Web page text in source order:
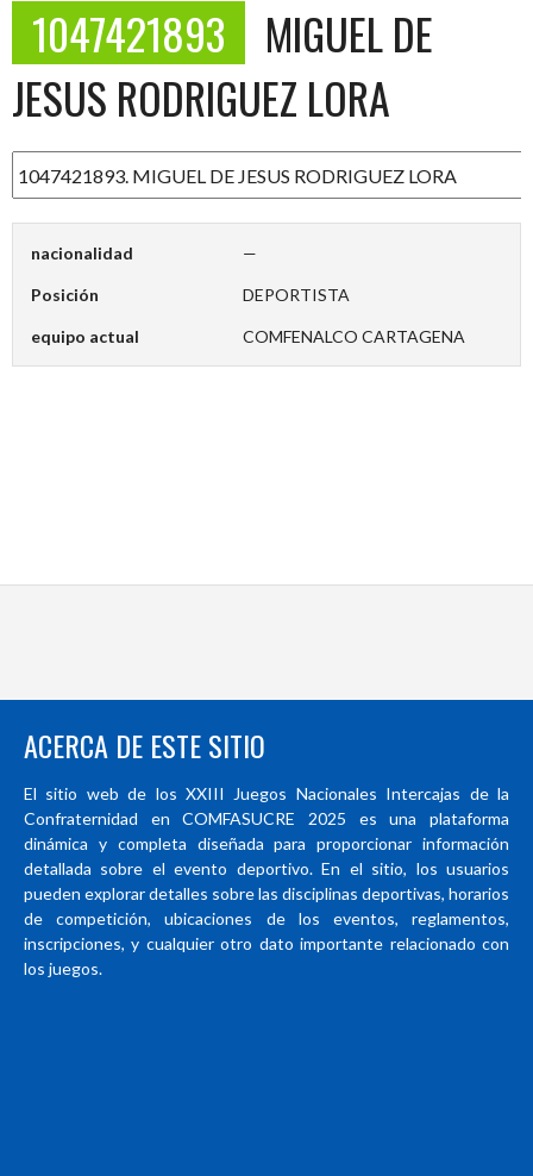
1047421893
MIGUEL DE
JESUS RODRIGUEZ LORA
nacionalidad —
Posición DEPORTISTA
equipo actual COMFENALCO CARTAGENA
ACERCA DE ESTE SITIO
El sitio web de los XXIII Juegos Nacionales Intercajas de la
Confraternidad en COMFASUCRE 2025 es una plataforma
dinámica y completa diseñada para proporcionar información
detallada sobre el evento deportivo. En el sitio, los usuarios
pueden explorar detalles sobre las disciplinas deportivas, horarios
de competición, ubicaciones de los eventos, reglamentos,
inscripciones, y cualquier otro dato importante relacionado con
los juegos.